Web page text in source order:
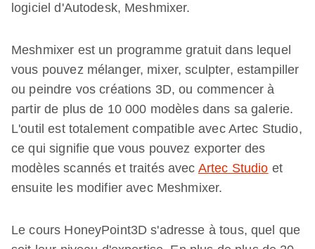
logiciel d'Autodesk, Meshmixer.
Meshmixer est un programme gratuit dans lequel
vous pouvez mélanger, mixer, sculpter, estampiller
ou peindre vos créations 3D, ou commencer à
partir de plus de 10 000 modèles dans sa galerie.
L'outil est totalement compatible avec Artec Studio,
ce qui signifie que vous pouvez exporter des
modèles scannés et traités avec Artec Studio et
ensuite les modifier avec Meshmixer.
Le cours HoneyPoint3D s'adresse à tous, quel que